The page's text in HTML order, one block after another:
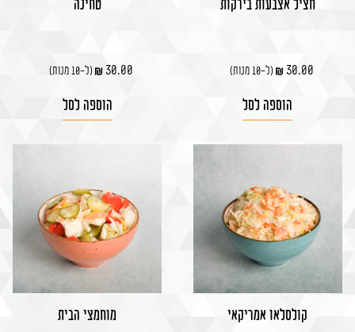
חציל אצבעות בירקות
30.00 (ל-10 מנות)
הוספה לסל
טחינה
30.00 (ל-10 מנות)
הוספה לסל
קולסלאו אמריקאי מוחמצי הבית